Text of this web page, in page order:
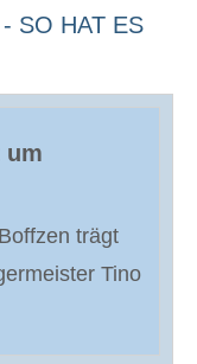
SO HAT ES
um
trägt
Tino